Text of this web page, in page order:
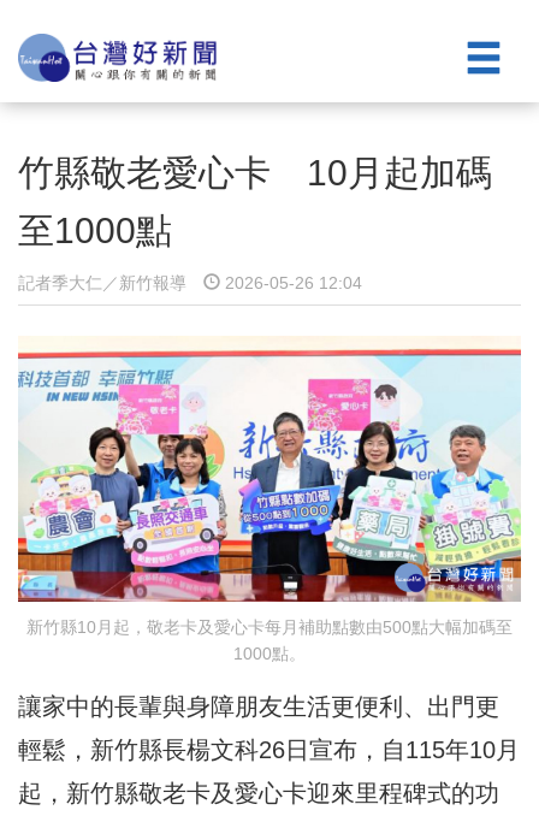
竹縣敬老愛心卡 10月起加碼
至1000點
記者季大仁／新竹報導 2026-05-26 12:04
新竹縣10月起，敬老卡及愛心卡每月補助點數由500點大幅加碼至
1000點。
讓家中的長輩與身障朋友生活更便利、出門更
輕鬆，新竹縣長楊文科26日宣布，自115年10月
起，新竹縣敬老卡及愛心卡迎來里程碑式的功